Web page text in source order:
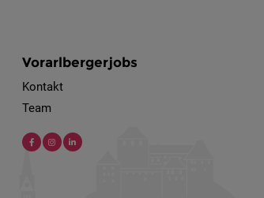
Vorarlbergerjobs
Kontakt
Team